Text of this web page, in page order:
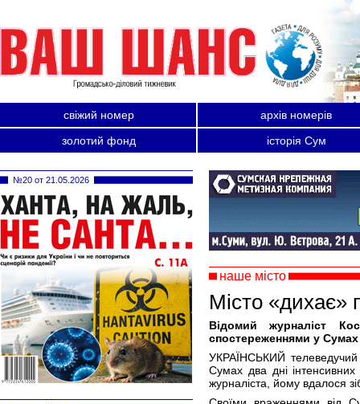
свіжий номер
архів номерів
золотий фонд
історія Сум
наше місто
Місто «дихає»
Відомий журналіст
спостереженнями у Сумах
УКРАЇНСЬКИЙ телеведучий
Сумах два дні
журналіста, йому вдалося
№20 от 21.05.2026